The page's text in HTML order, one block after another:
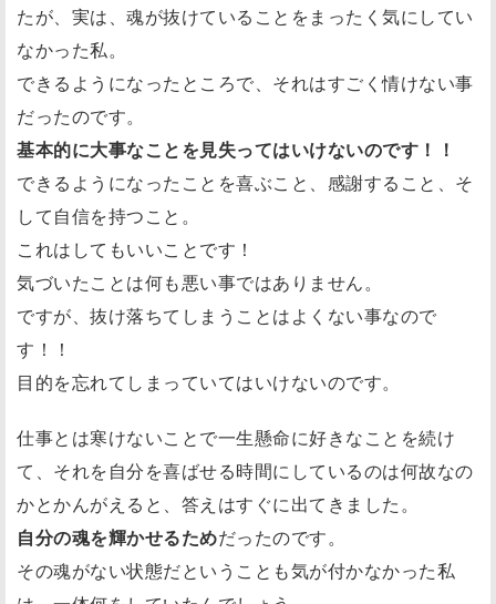
たが、実は、魂が抜けていることをまったく気にしてい
なかった私。
できるようになったところで、それはすごく情けない事
だったのです。
基本的に大事なことを見失ってはいけないのです！！
できるようになったことを喜ぶこと、感謝すること、そ
して自信を持つこと。
これはしてもいいことです！
気づいたことは何も悪い事ではありません。
ですが、抜け落ちてしまうことはよくない事なので
す！！
目的を忘れてしまっていてはいけないのです。
仕事とは寒けないことで一生懸命に好きなことを続け
て、それを自分を喜ばせる時間にしているのは何故なの
かとかんがえると、答えはすぐに出てきました。
自分の魂を輝かせるためだったのです。
その魂がない状態だということも気が付かなかった私